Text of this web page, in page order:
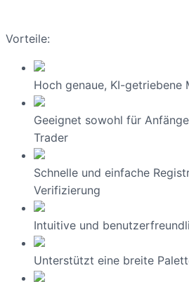
Vorteile:
Hoch genaue, KI-getriebene
Geeignet sowohl für
Trader
Schnelle und einfache
Verifizierung
Intuitive und
Unterstützt eine breite